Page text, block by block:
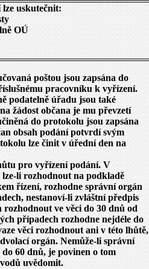
uskutečnit:
OÚ
poštou jsou zapsána do
pracovníku k vyřízení.
podatelně úřadu jsou také
žádost občana je mu převzetí
do protokolu jsou zapsána
obsah podání potvrdí svým
lze činit v úřední den na
pro vyřízení podání. V
lze-li rozhodnout na podkladě
řízení, rozhodne správní orgán
nestanoví-li zvláštní předpis
ve věci do 30 dnů od
případech rozhodne nejdéle do
věci rozhodnout ani v této lhůtě,
orgán. Nemůže-li správní
60 dnů, je povinen o tom
uvědomit.